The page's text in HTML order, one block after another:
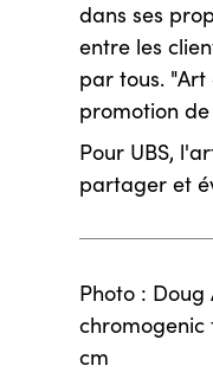
dans ses
entre les
par tous.
promotion
Pour UBS,
partager et
Photo : Doug
chromogenic
cm